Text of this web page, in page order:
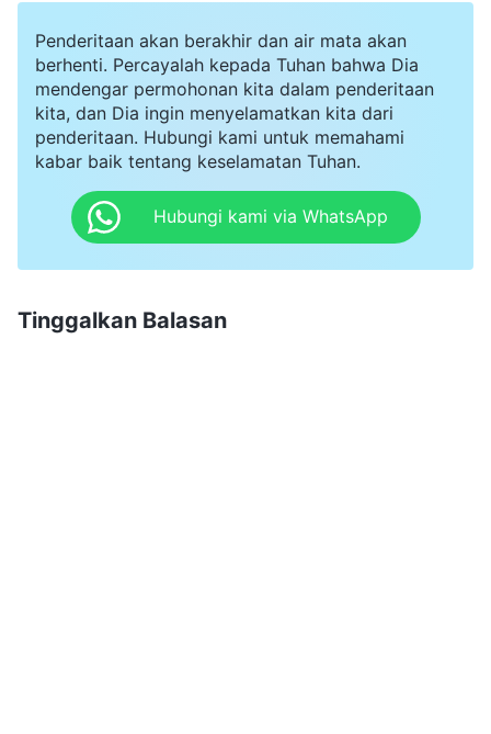
Penderitaan akan berakhir dan air mata akan
berhenti. Percayalah kepada Tuhan bahwa Dia
mendengar permohonan kita dalam penderitaan
kita, dan Dia ingin menyelamatkan kita dari
penderitaan. Hubungi kami untuk memahami
kabar baik tentang keselamatan Tuhan.
Hubungi kami via WhatsApp
Tinggalkan Balasan